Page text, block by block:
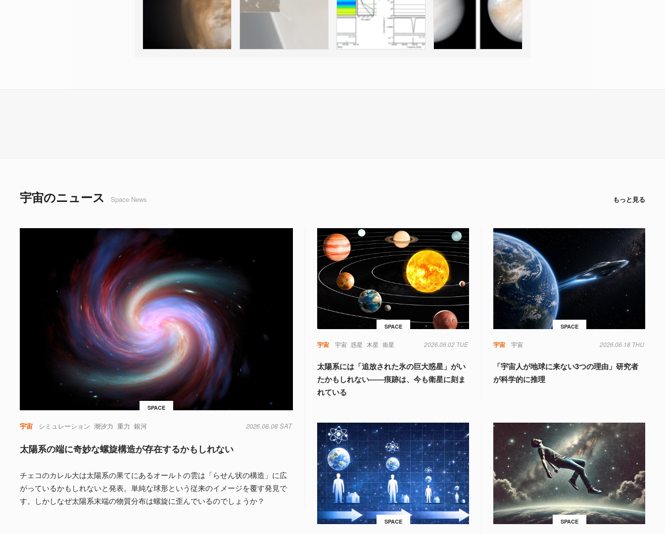
宇宙のニュース Space News もっと見る
SPACE
宇宙 シミュレーション 潮汐力 重力 銀河 2026.08.08 SAT
太陽系の端に奇妙な螺旋構造が存在するかもしれない
チェコのカレル大は太陽系の果てにあるオールトの雲は「らせん状の構造」に広
がっているかもしれないと発表。単純な球形という従来のイメージを覆す発見で
す。しかしなぜ太陽系末端の物質分布は螺旋に歪んでいるのでしょうか？
SPACE
宇宙 宇宙 惑星 木星 衛星 2026.06.02 TUE
太陽系には「追放された氷の巨大惑星」がい
たかもしれない――痕跡は、今も衛星に刻ま
れている
SPACE
宇宙 宇宙 2026.06.18 THU
「宇宙人が地球に来ない3つの理由」研究者
が科学的に推理
SPACE SPACE